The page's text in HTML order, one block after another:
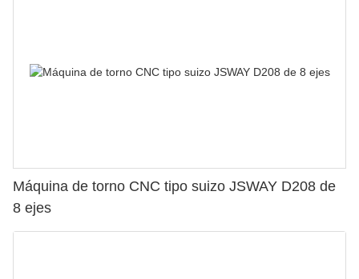
Máquina de torno CNC tipo suizo JSWAY D208 de
8 ejes